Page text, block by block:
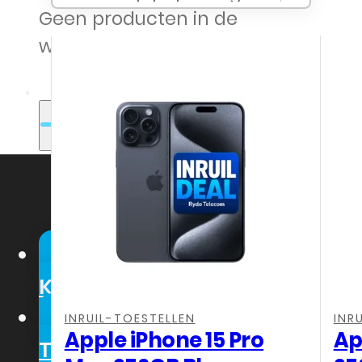
Geen producten in de
winkelwagen.
Webshop Zakelijk
Klanten
Senioren
Telefonie
INRUIL-TOESTELLEN
Apple iPhone 15 Pro